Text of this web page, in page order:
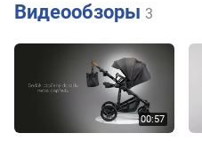
Видеообзоры 3